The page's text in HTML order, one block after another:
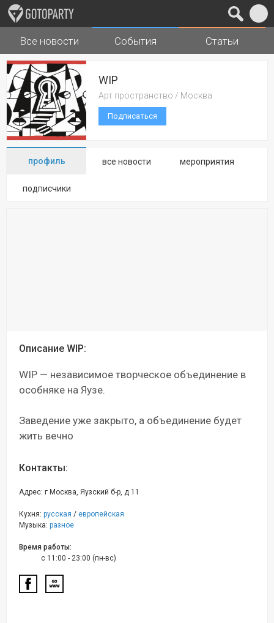
Города Музыка
Все новости События Статьи
WIP
Арт пространство / Москва
Подписаться
профиль все новости мероприятия
подписчики
Описание WIP:
WIP — независимое творческое объединение в
особняке на Яузе.
Заведение уже закрыто, а объединение будет
жить вечно
Контакты:
Адрес: г Москва, Яузский б-р, д 11
Кухня: русская / европейская
Музыка: разное
Время работы:
c 11:00 - 23:00 (пн-вс)